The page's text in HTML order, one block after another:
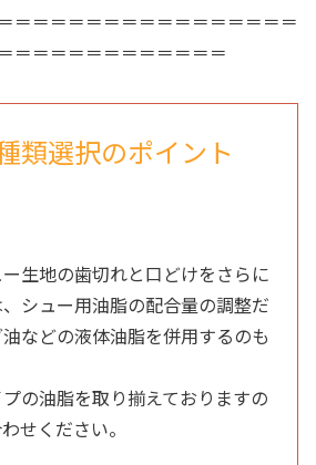
＝＝＝＝＝＝＝＝＝＝＝＝＝＝＝＝
＝＝＝＝＝＝＝＝＝＝＝＝
類選択のポイント
生地の歯切れと口どけをさらに
シュー用油脂の配合量の調整だ
などの液体油脂を併用するのも
の油脂を取り揃えておりますの
せください。